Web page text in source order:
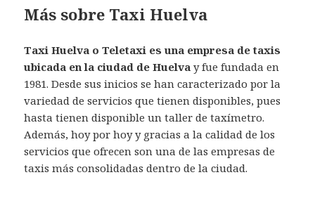
Más sobre Taxi Huelva
Taxi Huelva o Teletaxi es una empresa de taxis
ubicada en la ciudad de Huelva y fue fundada en
1981. Desde sus inicios se han caracterizado por la
variedad de servicios que tienen disponibles, pues
hasta tienen disponible un taller de taxímetro.
Además, hoy por hoy y gracias a la calidad de los
servicios que ofrecen son una de las empresas de
taxis más consolidadas dentro de la ciudad.